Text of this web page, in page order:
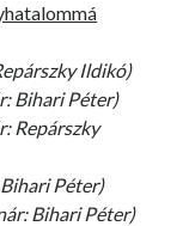
Ildikó)
Bihari Péter)
Repárszky
Péter)
Bihari Péter)